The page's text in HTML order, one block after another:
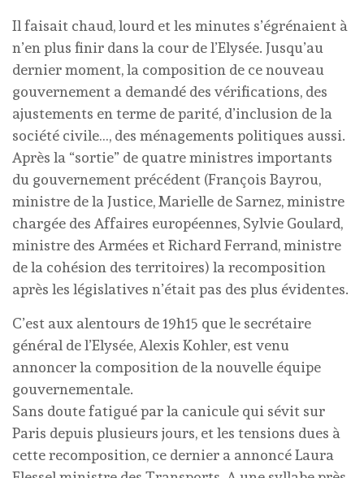
Il faisait chaud, lourd et les minutes s’égrénaient à
n’en plus finir dans la cour de l’Elysée. Jusqu’au
dernier moment, la composition de ce nouveau
gouvernement a demandé des vérifications, des
ajustements en terme de parité, d’inclusion de la
société civile…, des ménagements politiques aussi.
Après la “sortie” de quatre ministres importants
du gouvernement précédent (François Bayrou,
ministre de la Justice, Marielle de Sarnez, ministre
chargée des Affaires européennes, Sylvie Goulard,
ministre des Armées et Richard Ferrand, ministre
de la cohésion des territoires) la recomposition
après les législatives n’était pas des plus évidentes.
C’est aux alentours de 19h15 que le secrétaire
général de l’Elysée, Alexis Kohler, est venu
annoncer la composition de la nouvelle équipe
gouvernementale.
Sans doute fatigué par la canicule qui sévit sur
Paris depuis plusieurs jours, et les tensions dues à
cette recomposition, ce dernier a annoncé Laura